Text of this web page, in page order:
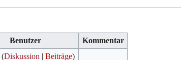
Benutzer
Kommentar
(Diskussion |Beiträge)